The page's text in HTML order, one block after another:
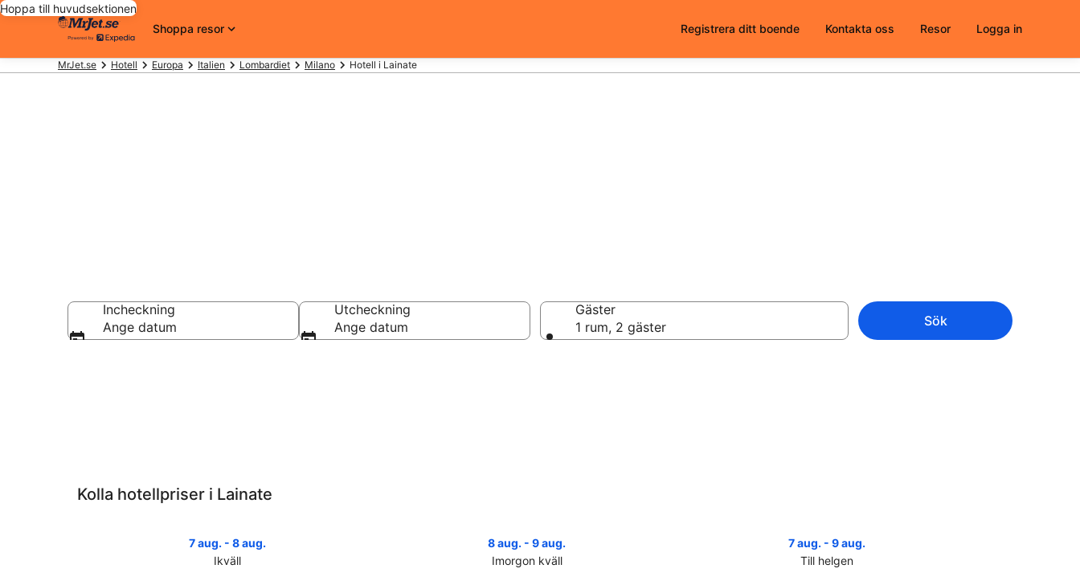
Hoppa till huvudsektionen
Shoppa resor
Registrera ditt boende Kontakta oss Resor Logga in
MrJet.se Hotell Europa Italien Lombardiet Milano Hotell i Lainate
Incheckning
Ange datum
Utcheckning
Ange datum
Gäster
1 rum, 2 gäster
Sök
Kolla hotellpriser i Lainate
7 aug. - 8 aug.
Ikväll
8 aug. - 9 aug.
Imorgon kväll
7 aug. - 9 aug.
Till helgen